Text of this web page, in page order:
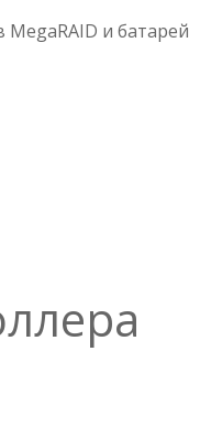
и батарей